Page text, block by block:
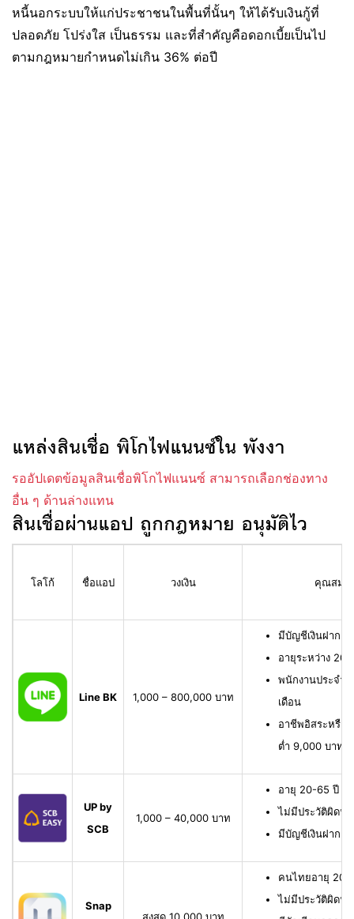
หนี้นอกระบบให้แก่ประชาชนในพื้นที่นั้นๆ ให้ได้รับเงินกู้ที่
ปลอดภัย โปร่งใส เป็นธรรม และที่สำคัญคือดอกเบี้ยเป็นไป
ตามกฎหมายกำหนดไม่เกิน 36% ต่อปี
แหล่งสินเชื่อ พิโกไฟแนนซ์ใน พังงา
รออัปเดตข้อมูลสินเชื่อพิโกไฟแนนซ์ สามารถเลือกช่องทาง
อื่น ๆ ด้านล่างแทน
สินเชื่อผ่านแอป ถูกกฎหมาย อนุมัติไว
โลโก้ ชื่อแอป วงเงิน คุณสมบั
Line BK 1,000 – 800,000 บาท
มีบัญชีเงินฝาก
อายุระหว่าง 20
พนักงานประจำ
เดือน
อาชีพอิสระหรือ
ต่ำ 9,000 บาทต่
UP by
SCB
1,000 – 40,000 บาท
อายุ 20-65 ปี เ
ไม่มีประวัติผิดนั
มีบัญชีเงินฝาก
Snap
คนไทยอายุ 20-
ไม่มีประวัติผิดนั